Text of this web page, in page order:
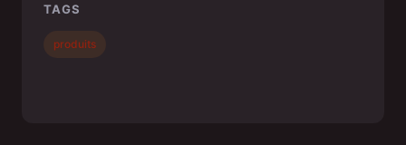
TAGS
produits